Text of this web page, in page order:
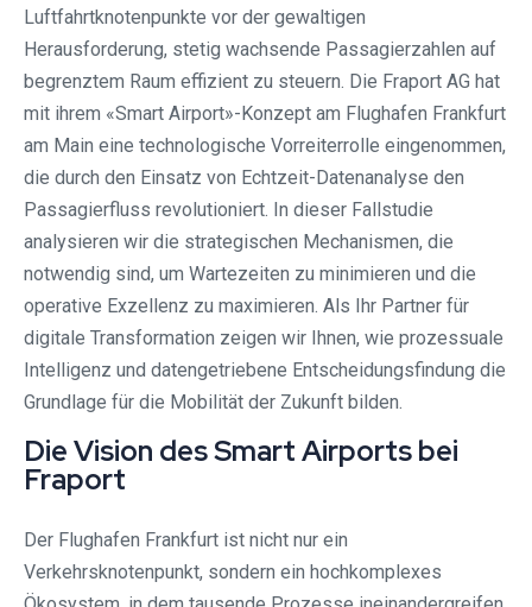
Luftfahrtknotenpunkte vor der gewaltigen
Herausforderung, stetig wachsende Passagierzahlen auf
begrenztem Raum effizient zu steuern. Die Fraport AG hat
mit ihrem «Smart Airport»-Konzept am Flughafen Frankfurt
am Main eine technologische Vorreiterrolle eingenommen,
die durch den Einsatz von Echtzeit-Datenanalyse den
Passagierfluss revolutioniert. In dieser Fallstudie
analysieren wir die strategischen Mechanismen, die
notwendig sind, um Wartezeiten zu minimieren und die
operative Exzellenz zu maximieren. Als Ihr Partner für
digitale Transformation zeigen wir Ihnen, wie prozessuale
Intelligenz und datengetriebene Entscheidungsfindung die
Grundlage für die Mobilität der Zukunft bilden.
Die Vision des Smart Airports bei
Fraport
Der Flughafen Frankfurt ist nicht nur ein
Verkehrsknotenpunkt, sondern ein hochkomplexes